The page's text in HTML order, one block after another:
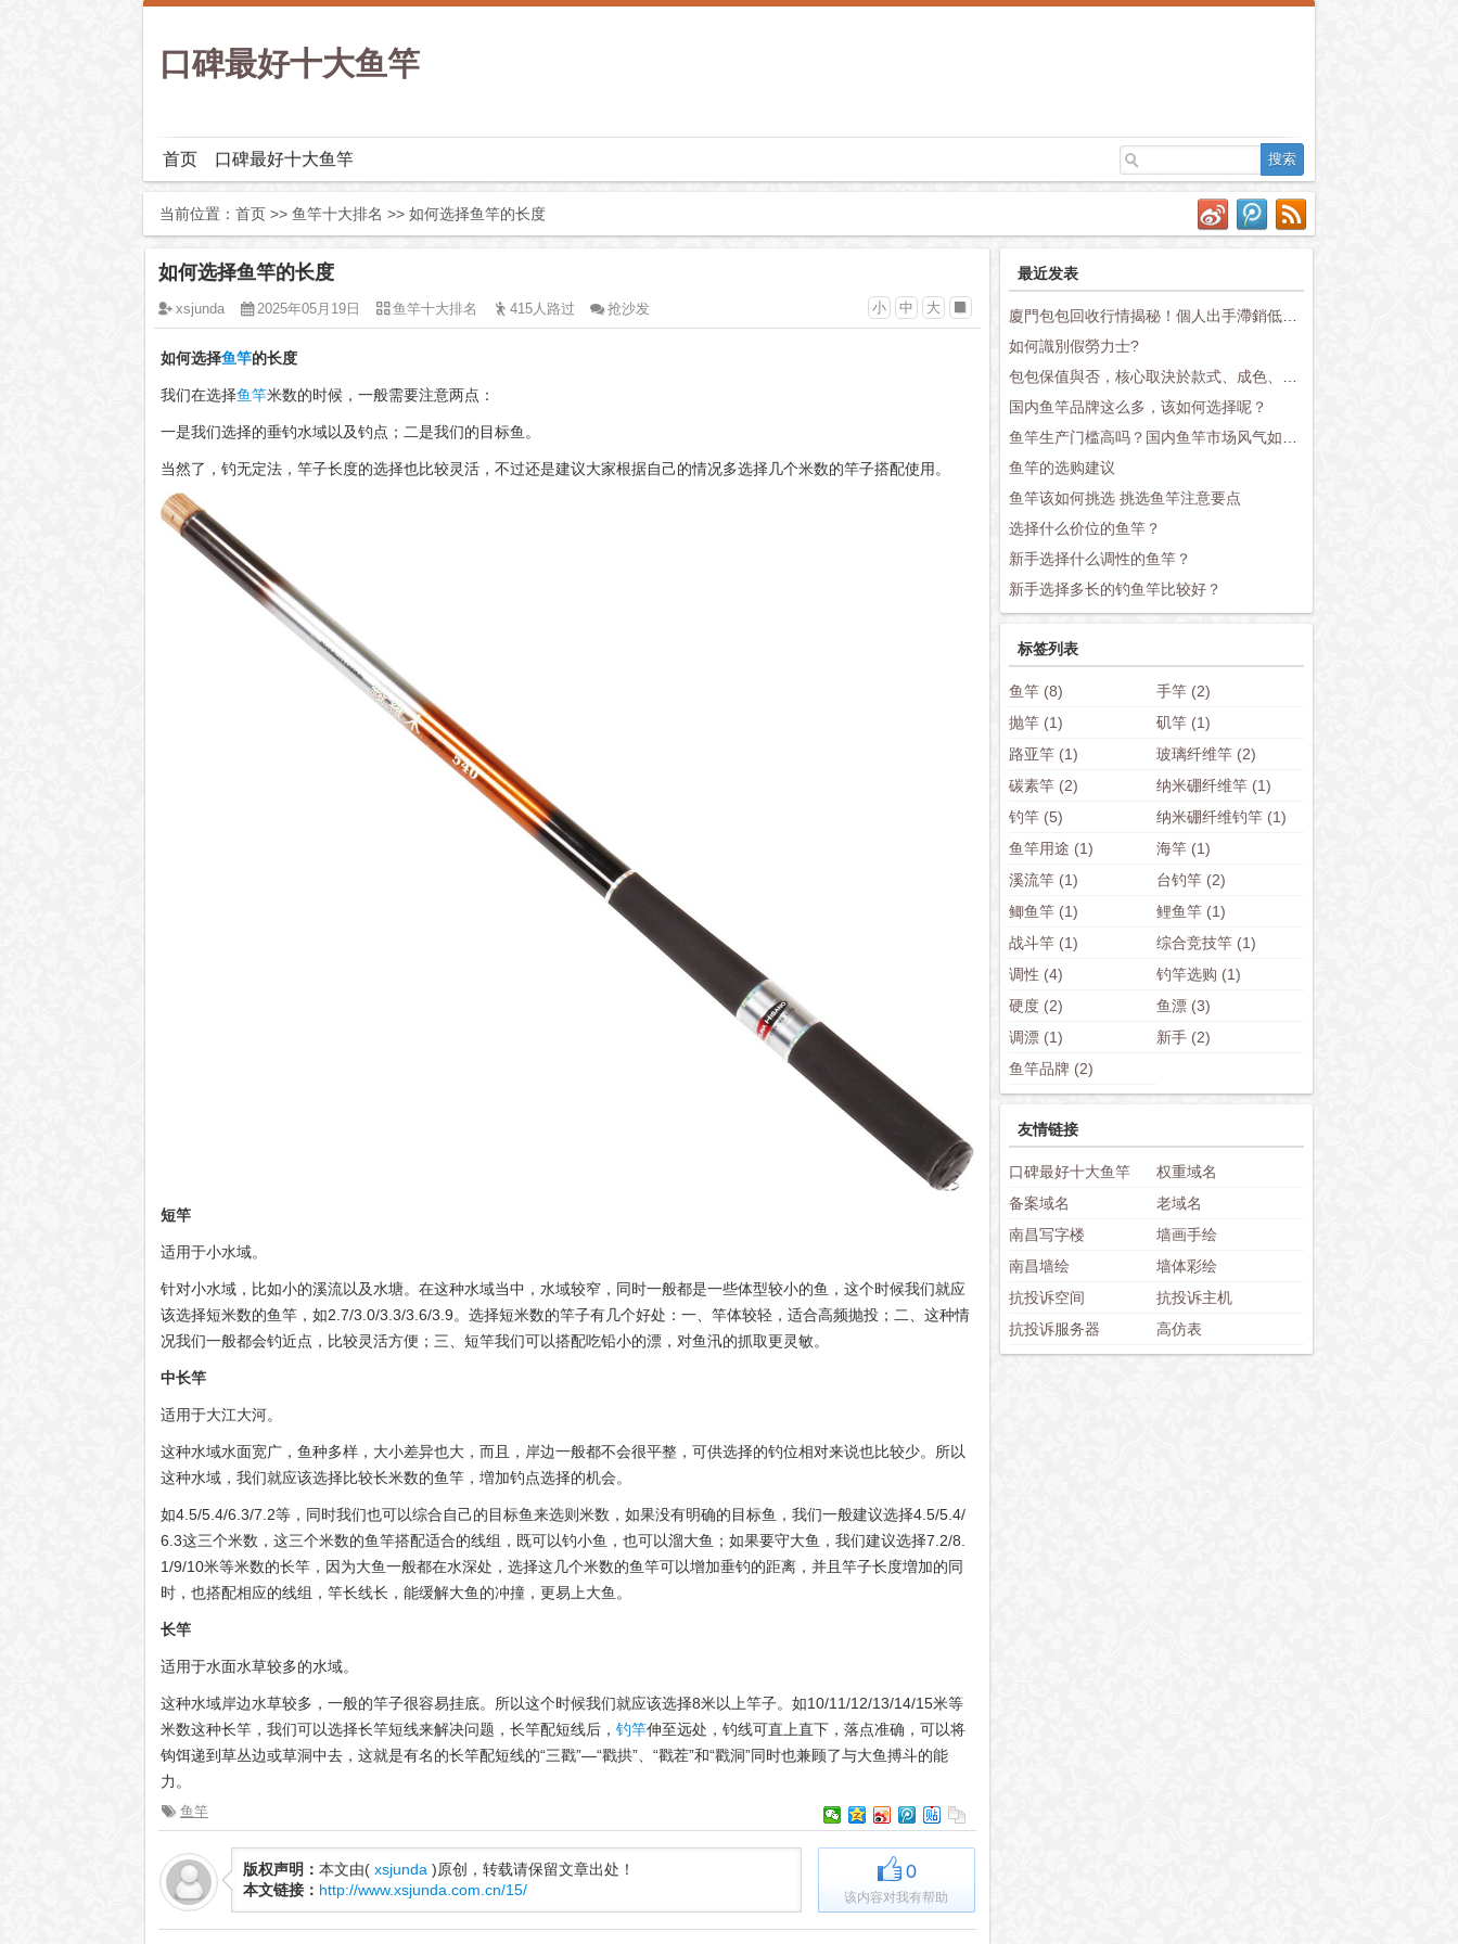
口碑最好十大鱼竿
首页 口碑最好十大鱼竿
当前位置： 首页 >> 鱼竿十大排名 >> 如何选择鱼竿的长度
如何选择鱼竿的长度
小 中 大
xsjunda 2025年05月19日 鱼竿十大排名 415人路过 抢沙发
如何选择鱼竿的长度
我们在选择鱼竿米数的时候，一般需要注意两点：
一是我们选择的垂钓水域以及钓点；二是我们的目标鱼。
当然了，钓无定法，竿子长度的选择也比较灵活，不过还是建议大家根据自己的情况多选择几个米数的竿子搭配使用。
短竿
适用于小水域。
针对小水域，比如小的溪流以及水塘。在这种水域当中，水域较窄，同时一般都是一些体型较小的鱼，这个时候我们就应
该选择短米数的鱼竿，如2.7/3.0/3.3/3.6/3.9。选择短米数的竿子有几个好处：一、竿体较轻，适合高频抛投；二、这种情
况我们一般都会钓近点，比较灵活方便；三、短竿我们可以搭配吃铅小的漂，对鱼汛的抓取更灵敏。
中长竿
适用于大江大河。
这种水域水面宽广，鱼种多样，大小差异也大，而且，岸边一般都不会很平整，可供选择的钓位相对来说也比较少。所以
这种水域，我们就应该选择比较长米数的鱼竿，増加钓点选择的机会。
如4.5/5.4/6.3/7.2等，同时我们也可以综合自己的目标鱼来选则米数，如果没有明确的目标鱼，我们一般建议选择4.5/5.4/
6.3这三个米数，这三个米数的鱼竿搭配适合的线组，既可以钓小鱼，也可以溜大鱼；如果要守大鱼，我们建议选择7.2/8.
1/9/10米等米数的长竿，因为大鱼一般都在水深处，选择这几个米数的鱼竿可以增加垂钓的距离，并且竿子长度増加的同
时，也搭配相应的线组，竿长线长，能缓解大鱼的冲撞，更易上大鱼。
长竿
适用于水面水草较多的水域。
这种水域岸边水草较多，一般的竿子很容易挂底。所以这个时候我们就应该选择8米以上竿子。如10/11/12/13/14/15米等
米数这种长竿，我们可以选择长竿短线来解决问题，长竿配短线后， 钓竿伸至远处，钓线可直上直下，落点准确，可以将
钩饵递到草丛边或草洞中去，这就是有名的长竿配短线的“三戳”—“戳拱”、“戳茬”和“戳洞”同时也兼顾了与大鱼搏斗的能
力。
鱼竿
版权声明： 本文由( xsjunda )原创，转载请保留文章出处！
本文链接： http://www.xsjunda.com.cn/15/
0
该内容对我有帮助
最近发表
如何識別假勞力士?
国内鱼竿品牌这么多，该如何选择呢？
鱼竿的选购建议
鱼竿该如何挑选 挑选鱼竿注意要点
选择什么价位的鱼竿？
新手选择什么调性的鱼竿？
新手选择多长的钓鱼竿比较好？
标签列表
鱼竿 (8) 手竿 (2)
抛竿 (1) 矶竿 (1)
路亚竿 (1) 玻璃纤维竿 (2)
碳素竿 (2) 纳米硼纤维竿 (1)
钓竿 (5) 纳米硼纤维钓竿 (1)
鱼竿用途 (1) 海竿 (1)
溪流竿 (1) 台钓竿 (2)
鲫鱼竿 (1) 鲤鱼竿 (1)
战斗竿 (1) 综合竞技竿 (1)
调性 (4) 钓竿选购 (1)
硬度 (2) 鱼漂 (3)
调漂 (1) 新手 (2)
鱼竿品牌 (2)
友情链接
口碑最好十大鱼竿
权重域名
备案域名
老域名
南昌写字楼
墙画手绘
南昌墙绘
墙体彩绘
抗投诉空间
抗投诉主机
抗投诉服务器
高仿表